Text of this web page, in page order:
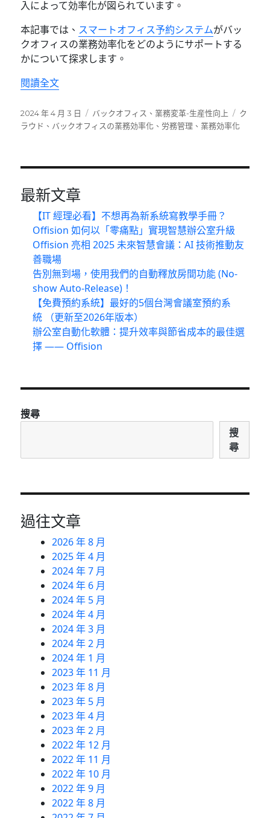
入によって効率化が図られています。
本記事では、 スマートオフィス予約システムがバッ
クオフィスの業務効率化をどのようにサポートする
かについて探求します。
閱讀全文〈スマートオフィス予約システムがバックオフ
發
佈
2024 年 4 月 3 日
分
類
バックオフィス 、 業務変革-生産性向上
標
籤
ク
ラウド 、 バックオフィスの業務効率化 、 労務管理 、 業務効率化
最新文章
【IT 經理必看】不想再為新系統寫教學手冊？
Offision 如何以「零痛點」實現智慧辦公室升級
Offision 亮相 2025 未來智慧會議：AI 技術推動友
善職場
告別無到場，使用我們的自動釋放房間功能 (No-
show Auto-Release)！
【免費預約系統】最好的5個台灣會議室預約系
統 （更新至2026年版本）
辦公室自動化軟體：提升效率與節省成本的最佳選
擇 —— Offision
搜尋
搜
尋
過往文章
2026 年 8 月
2025 年 4 月
2024 年 7 月
2024 年 6 月
2024 年 5 月
2024 年 4 月
2024 年 3 月
2024 年 2 月
2024 年 1 月
2023 年 11 月
2023 年 8 月
2023 年 5 月
2023 年 4 月
2023 年 2 月
2022 年 12 月
2022 年 11 月
2022 年 10 月
2022 年 9 月
2022 年 8 月